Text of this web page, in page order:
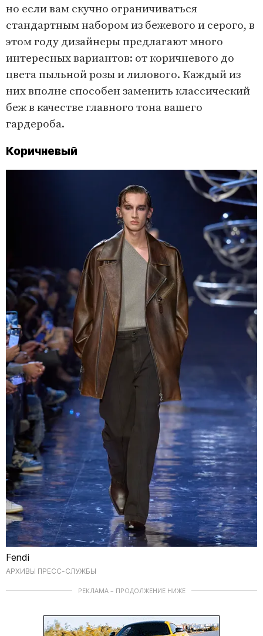
но если вам скучно ограничиваться
стандартным набором из бежевого и серого, в
этом году дизайнеры предлагают много
интересных вариантов: от коричневого до
цвета пыльной розы и лилового. Каждый из
них вполне способен заменить классический
беж в качестве главного тона вашего
гардероба.
Коричневый
Fendi
АРХИВЫ ПРЕСС-СЛУЖБЫ
РЕКЛАМА – ПРОДОЛЖЕНИЕ НИЖЕ